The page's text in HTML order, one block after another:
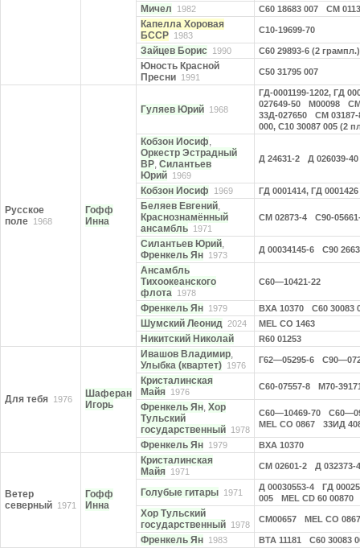
Мичел 1982 С60 18683 007 СМ
Капелла Хоровая
БССР 1983
С10-19699-70
Зайцев Борис 1990 С60 29893-6 (2 грампл.)
Юность Красной
Пресни 1991
С50 31795 007
Русское
поле 1968
Гофф
Инна
Гуляев Юрий 1968
ГД-0001199-1202, ГД
027649-50
М00098
СМ
33Д-027650
СМ 03187-
000, С10 30087 005 (2
Кобзон Иосиф,
Оркестр Эстрадный
ВР, Силантьев
Юрий 1969
Д 24631-2 Д 026039-40
Кобзон Иосиф 1969 ГД 0001414, ГД 0001426
Беляев Евгений,
Краснознамённый
ансамбль 1971
СМ 02873-4 С90-
Силантьев Юрий,
Френкель Ян 1973
Д 00034145-6 С90
Ансамбль
Тихоокеанского
флота 1978
С60—10421-22
Френкель Ян 1979 ВХА 10370 С60 30083
Шумский Леонид 2024 MEL CO 1463
Никитский Николай R60 01253
Для тебя 1976
Шаферан
Игорь
Ивашов Владимир,
Улыбка (квартет) 1976
Г62—05295-6
Кристалинская
Майя 1976
С60-07557-8 М70-
Френкель Ян, Хор
Тульский
государственный 1978
С60—10469-70
MEL CO 0867
33ИД
Френкель Ян 1979 ВХА 10370
Ветер
северный 1971
Гофф
Инна
Кристалинская
Майя 1971
СМ 02601-2 Д 032373-4
Голубые гитары 1971
Д 00030553-4
ГД
005
MEL CD 60 00870
Хор Тульский
государственный 1978
СМ00657 MEL CO 0867
Френкель Ян 1983 ВТА 11181 С60 30083